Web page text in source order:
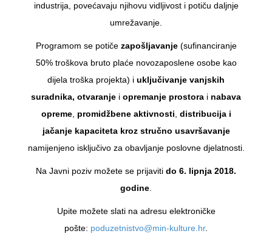
industrija, povećavaju njihovu vidljivost i potiču daljnje
umrežavanje.
Programom se potiče zapošljavanje(sufinanciranje
50% troškova bruto plaće novozaposlene osobe kao
dijela troška projekta) i uključivanje vanjskih
suradnika, otvaranje i opremanje prostora i nabava
opreme, promidžbene aktivnosti, distribucija i
jačanje kapaciteta kroz stručno usavršavanje
namijenjeno isključivo za obavljanje poslovne djelatnosti.
Na Javni poziv možete se prijaviti do 6. lipnja 2018.
godine.
Upite možete slati na adresu elektroničke
pošte: poduzetnistvo@min-kulture.hr.